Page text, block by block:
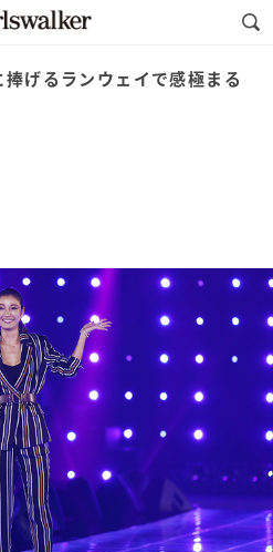
げるランウェイで感極まる